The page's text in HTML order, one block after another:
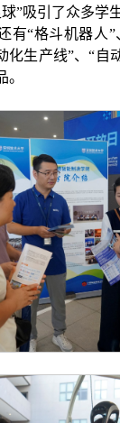
”吸引了众多学
有“格斗机器人”
化生产线”、“自